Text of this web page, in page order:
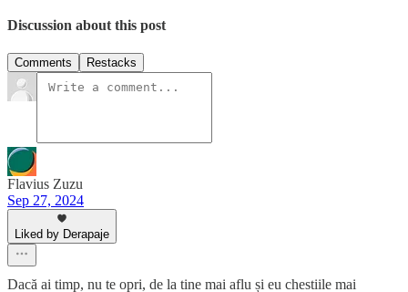
Discussion about this post
Comments Restacks
Flavius Zuzu
Sep 27, 2024
Liked by Derapaje
Dacă ai timp, nu te opri, de la tine mai aflu și eu chestiile mai